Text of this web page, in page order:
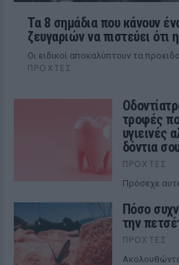
Τα 8 σημάδια που κάνουν
ζευγαριών να πιστεύει ότι
Οι ειδικοί αποκαλύπτουν τα
ΠΡΟΧΤΈΣ
τροφές
υγιεινές
δόντια
ΠΡΟΧΤΈΣ
Πρόσεχε
Πόσο
την
ΠΡΟΧΤΈΣ